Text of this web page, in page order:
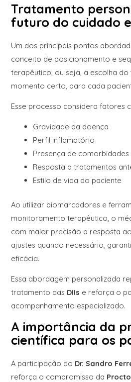
Tratamento
futuro do cuidado
Um dos principais pontos
conceito de posicionamento e
terapêutico, ou seja, a escolha
momento certo, para cada
Esse processo considera fatores
Gravidade da doença
Perfil inflamatório
Presença de comorbidades
Resposta a tratamentos
Estilo de vida do paciente
Ao utilizar biomarcadores e
monitoramento terapêutico, o
com maior precisão a resposta
ajustes quando necessário,
eficácia.
Essa abordagem personalizada
tratamento das DIIs e reforça o
acompanhamento especializado.
A importância da
científica para os
A participação do Dr. Sandro
reforça o compromisso da